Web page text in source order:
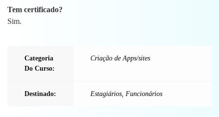
Tem certificado?
Sim.
Categoria
Do Curso:
Criação de Apps/sites
Destinado: Estagiários Funcionários